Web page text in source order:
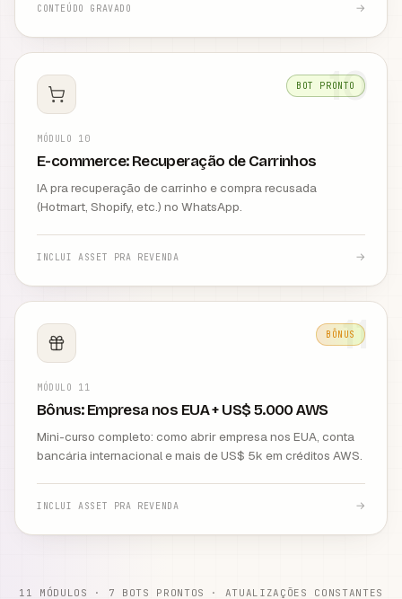
CONTEÚDO GRAVADO →
10
BOT PRONTO
MÓDULO 10
E-commerce: Recuperação de Carrinhos
IA pra recuperação de carrinho e compra recusada
(Hotmart, Shopify, etc.) no WhatsApp.
INCLUI ASSET PRA REVENDA →
11
BÔNUS
MÓDULO 11
Bônus: Empresa nos EUA + US$ 5.000 AWS
Mini-curso completo: como abrir empresa nos EUA, conta
bancária internacional e mais de US$ 5k em créditos AWS.
INCLUI ASSET PRA REVENDA →
11 MÓDULOS · 7 BOTS PRONTOS · ATUALIZAÇÕES CONSTANTES